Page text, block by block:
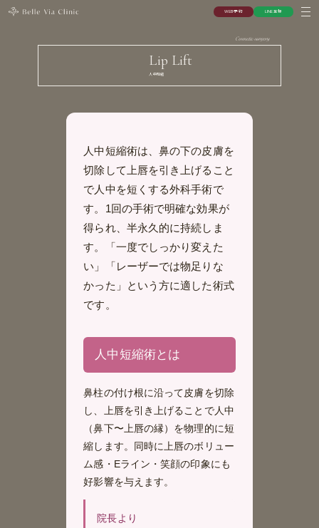
WEB予約
LINE登録
Lip Lift
人中短縮
人中短縮術は、鼻の下の皮膚を
切除して上唇を引き上げること
で人中を短くする外科手術で
す。1回の手術で明確な効果が
得られ、半永久的に持続しま
す。「一度でしっかり変えた
い」「レーザーでは物足りな
かった」という方に適した術式
です。
人中短縮術とは
鼻柱の付け根に沿って皮膚を切除
し、上唇を引き上げることで人中
（鼻下〜上唇の縁）を物理的に短
縮します。同時に上唇のボリュー
ム感・Eライン・笑顔の印象にも
好影響を与えます。
院長より